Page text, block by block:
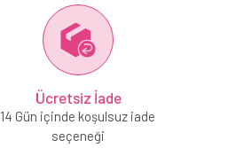
Ücretsiz İade
14 Gün içinde koşulsuz iade
seçeneği